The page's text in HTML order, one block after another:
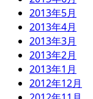
2013年5月
2013年4月
2013年3月
2013年2月
2013年1月
2012年12月